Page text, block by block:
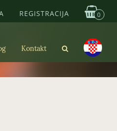
REGISTRACIJA 0
Kontakt